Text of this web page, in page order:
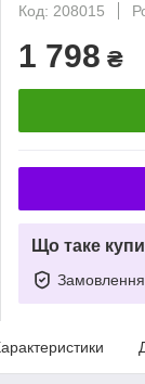
Код: 208015
1 798 ₴
Що таке
Замовлення